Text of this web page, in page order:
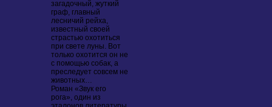
загадочный, жуткий
граф, главный
лесничий рейха,
известный своей
страстью охотиться
при свете луны. Вот
только охотится он не
с помощью собак, а
преследует совсем не
животных…
Роман «Звук его
рога», один из